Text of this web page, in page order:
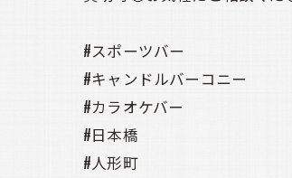
#スポーツバー
#キャンドルバーコニー
#カラオケバー
#日本橋
#人形町